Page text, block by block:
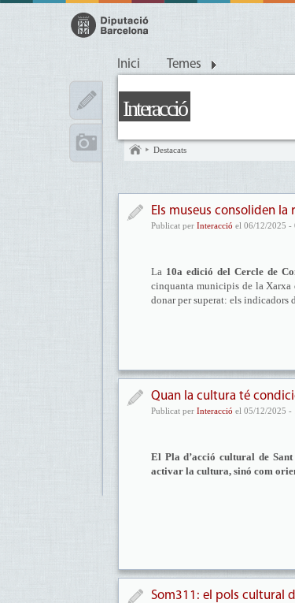
Inici Temes
Interacció
Destacats
Els museus consoliden la
Publicat per Interacció el 06/12/2025 -
La 10a edició del Cercle de
cinquanta municipis de la Xarxa
donar per superat: els
Quan la cultura té
Publicat per Interacció el 05/12/2025 -
El Pla d’acció cultural de
activar la cultura, sinó com
Som311: el pols cultural